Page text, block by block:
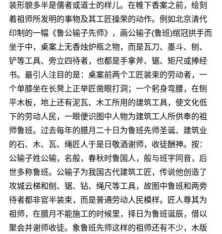
装形貌多半是儒者或道士的样儿。在帷下香案之前，绘刻
着祖师所发明的事物及其工匠操荣的动作。例如北京清代
印制的一幅《鲁公输子先师》，画公输子(鲁班)绾冠拱手而
坐于中，桌案上无香烛炉瓶之物，而是瓦刀、墨斗、刨、
铲等工具、旁立四待者，也都是手拿斧、锯、矩尺或捧经
书。最引人注目的是：桌案前两个工匠装束的劳动者，一
个单膝坐在长凳上正举匠凿眼打洞；一个躬身弯腰，在刨
平木板，地上还有泥瓦、木工所用的建筑工具，使文化低
下的劳动人民，一眼便识图中人物为建筑工人所供奉的祖
师鲁班。过去每年的腊月二十日为鲁班先师圣诞、建筑业
的石、木、瓦、绳匠人于是日敬酒谢师，收徒酬神。按：
公输子姓公输，名般，春秋时鲁国人，般与班字同音，后
世多称鲁班。公输子为我国古代建筑工匠，传说他创造了
攻城云梯和刨、锯、钻、绳尺等工具，故图中鲁班和两旁
待者都非官半装束，而是普通劳动人民模样。匠人尊其为
祖师，在腊月不能施工的时候里，择日为鲁班诞辰，借以
聚会并谢师收徒。象鲁班先师这样的祖师还有不少，木版